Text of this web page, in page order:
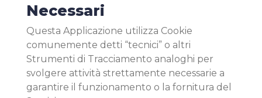
Necessari
Questa Applicazione utilizza Cookie
comunemente detti “tecnici” o altri
Strumenti di Tracciamento analoghi per
svolgere attività strettamente necessarie a
garantire il funzionamento o la fornitura del